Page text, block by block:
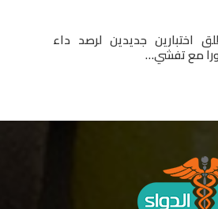
اختبارين جديدين لرصد داء
مع تفشي…